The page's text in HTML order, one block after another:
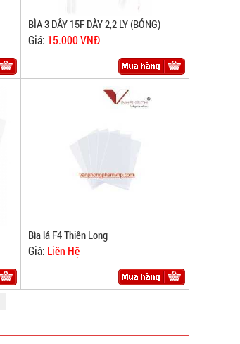
BÌA 3 DÂY 15F DÀY 2,2 LY (BÓNG)
Giá: 15.000 VNĐ
Bìa lá F4 Thiên Long
Giá: Liên Hệ